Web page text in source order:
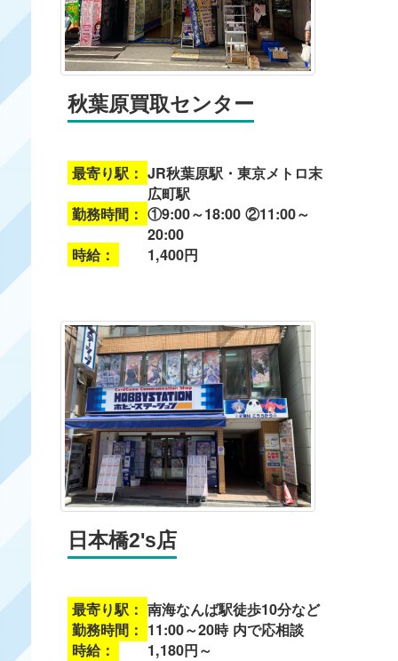
秋葉原買取センター
最寄り駅： JR秋葉原駅・東京メトロ末
広町駅
勤務時間： ①9:00～18:00 ②11:00～
20:00
時給：
1,400円
日本橋2's店
最寄り駅： 南海なんば駅徒歩10分など
勤務時間： 11:00～20時 内で応相談
時給：
1,180円～